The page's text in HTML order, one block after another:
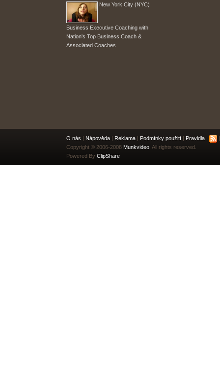
New York City (NYC)
Business Executive Coaching with
Nation's Top Business Coach &
Associated Coaches
O nás | Nápověda | Reklama | Podmínky použití | Pravidla |
Copyright © 2006-2008 Munkvideo . All rights reserved.
Powered By ClipShare